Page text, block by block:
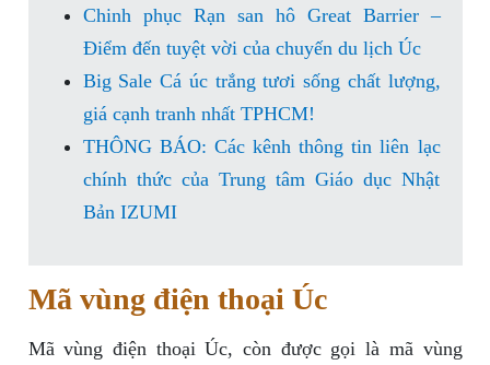
Chinh phục Rạn san hô Great Barrier –
Điểm đến tuyệt vời của chuyến du lịch Úc
Big Sale Cá úc trắng tươi sống chất lượng,
giá cạnh tranh nhất TPHCM!
THÔNG BÁO: Các kênh thông tin liên lạc
chính thức của Trung tâm Giáo dục Nhật
Bản IZUMI
Mã vùng điện thoại Úc
Mã vùng điện thoại Úc, còn được gọi là mã vùng